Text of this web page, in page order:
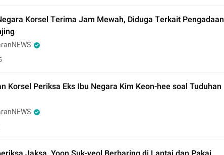
Korsel Terima Jam Mewah, Diduga Terkait Pengadaan
Korsel Periksa Eks Ibu Negara Kim Keon-hee soal Tuduhan